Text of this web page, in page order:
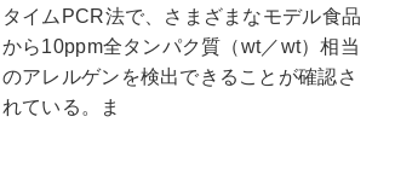
タイムPCR法で、さまざまなモデル食品
から10ppm全タンパク質（wt／wt）相当
のアレルゲンを検出できることが確認さ
れている。ま